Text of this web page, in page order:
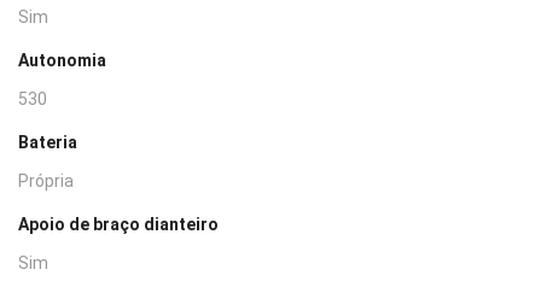
Sim
Autonomia
530
Bateria
Própria
Apoio de braço dianteiro
Sim